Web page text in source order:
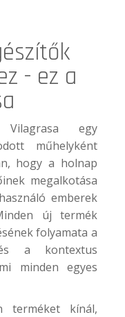
- ez a
egy
műhelyként
hogy a holnap
megalkotása
emberek
új termék
folyamata a
a kontextus
minden egyes
terméket kínál,